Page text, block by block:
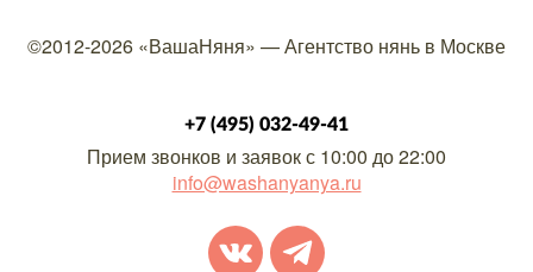
©2012-2026 «ВашаНяня» —Агентство нянь в Москве
+7 (495) 032-49-41
Прием звонков и заявок с 10:00 до 22:00
info@washanyanya.ru